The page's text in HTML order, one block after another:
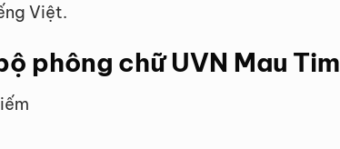
Việt.
phông chữ UVN Mau Tim